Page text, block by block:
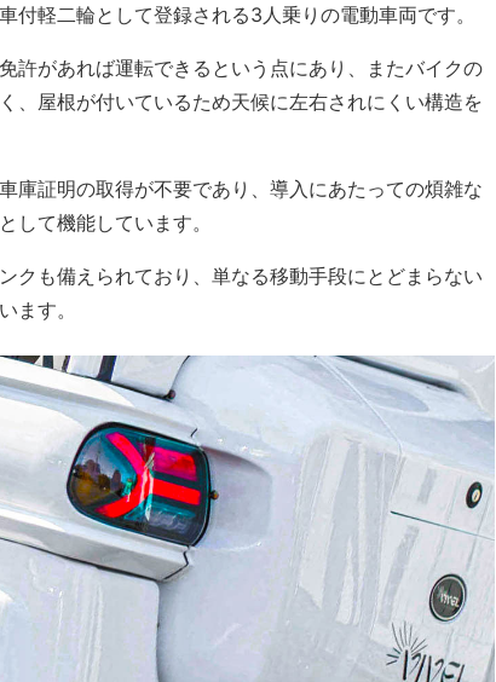
軽二輪として登録される3人乗りの電動車両です。
許があれば運転できるという点にあり、またバイクの
、屋根が付いているため天候に左右されにくい構造を
庫証明の取得が不要であり、導入にあたっての煩雑な
して機能しています。
クも備えられており、単なる移動手段にとどまらない
ます。